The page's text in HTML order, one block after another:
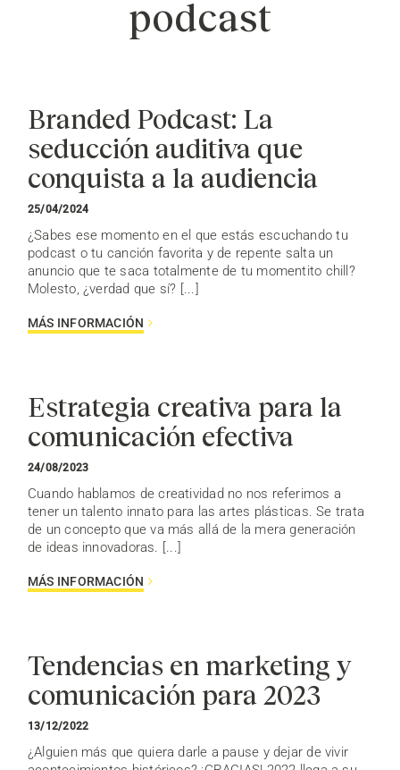
podcast
Branded Podcast: La
seducción auditiva que
conquista a la audiencia
25/04/2024
¿Sabes ese momento en el que estás escuchando tu
podcast o tu canción favorita y de repente salta un
anuncio que te saca totalmente de tu momentito chill?
Molesto, ¿verdad que sí? [...]
MÁS INFORMACIÓN
Estrategia creativa para la
comunicación efectiva
24/08/2023
Cuando hablamos de creatividad no nos referimos a
tener un talento innato para las artes plásticas. Se trata
de un concepto que va más allá de la mera generación
de ideas innovadoras. [...]
MÁS INFORMACIÓN
Tendencias en marketing y
comunicación para 2023
13/12/2022
¿Alguien más que quiera darle a pause y dejar de vivir